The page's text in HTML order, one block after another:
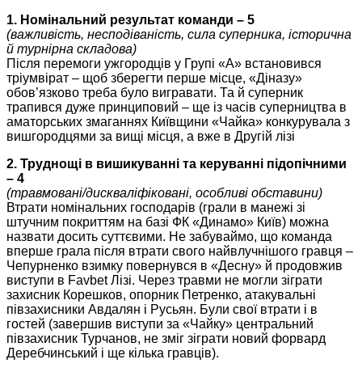
1. Номінальний результат команди – 5
(важливість, несподіваність, сила суперника, історична
й турнірна складова)
Після перемоги ужгородців у Групі «А» встановився
тріумвірат – щоб зберегти перше місце, «Діназу»
обов’язково треба було вигравати. Та й суперник
трапився дуже принциповий – ще із часів суперництва в
аматорських змаганнях Київщини «Чайка» конкурувала з
вишгородцями за вищі місця, а вже в Другій лізі
2. Труднощі в вишикуванні та керуванні підопічними
– 4
(травмовані/дискваліфіковані, особливі обставини)
Втрати номінальних господарів (грали в манежі зі
штучним покриттям на базі ФК «Динамо» Київ) можна
назвати досить суттєвими. Не забуваймо, що команда
вперше грала після втрати свого найвлучнішого гравця –
Чепурненко взимку повернувся в «Десну» й продовжив
виступи в Favbet Лізі. Через травми не могли зіграти
захисник Корешков, опорник Петренко, атакувальні
півзахисники Авдалян і Русьян. Були свої втрати і в
гостей (завершив виступи за «Чайку» центральний
півзахисник Турчанов, не зміг зіграти новий форвард
Деребчинський і ще кілька гравців).